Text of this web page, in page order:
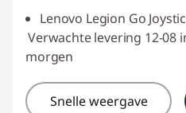
Lenovo Legion Go
Verwachte levering 12-08
morgen
Snelle weergave